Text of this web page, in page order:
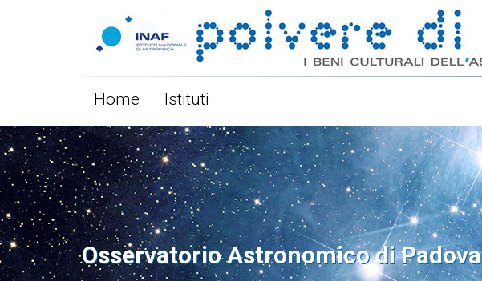
Home Istituti
Osservatorio Astronomico di Padova